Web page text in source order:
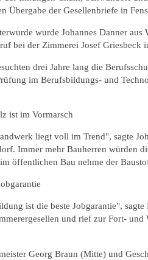
Übergabe der Gesellenbriefe in
wurde Johannes Danner
bei der Zimmerei Josef Griesbeck
drei Jahre lang die
im Berufsbildungs- und
ist im Vormarsch
liegt voll im Trend", sagte
Immer mehr Bauherren würden
öffentlichen Bau nehme der
ist die beste Jobgarantie",
und rief zur Fort- und
Georg Braun (Mitte) und